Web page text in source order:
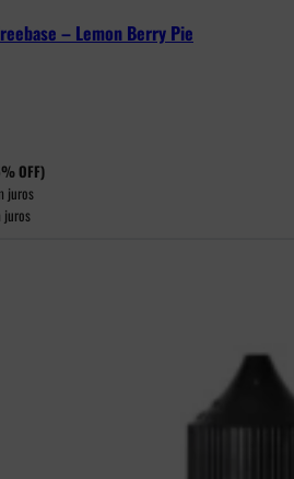
– Lemon Berry Pie
OFF)
juros
juros